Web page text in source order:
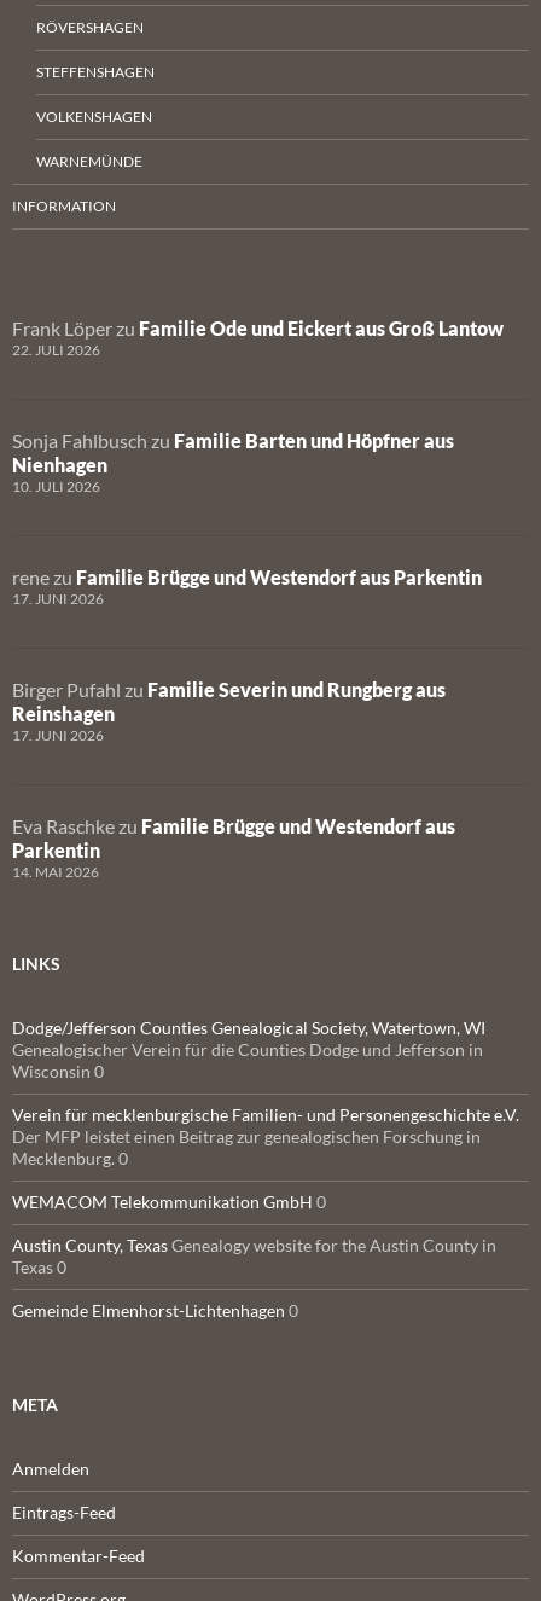
RÖVERSHAGEN
STEFFENSHAGEN
VOLKENSHAGEN
WARNEMÜNDE
INFORMATION
Frank Löper zu Familie Ode und Eickert aus Groß Lantow
22. JULI 2026
Sonja Fahlbusch zu Familie Barten und Höpfner aus
Nienhagen
10. JULI 2026
rene zu Familie Brügge und Westendorf aus Parkentin
17. JUNI 2026
Birger Pufahl zu Familie Severin und Rungberg aus
Reinshagen
17. JUNI 2026
Eva Raschke zu Familie Brügge und Westendorf aus
Parkentin
14. MAI 2026
LINKS
Dodge/Jefferson Counties Genealogical Society, Watertown, WI
Genealogischer Verein für die Counties Dodge und Jefferson in
Wisconsin 0
Verein für mecklenburgische Familien- und Personengeschichte e.V.
Der MFP leistet einen Beitrag zur genealogischen Forschung in
Mecklenburg. 0
WEMACOM Telekommunikation GmbH 0
Austin County, TexasGenealogy website for the Austin County in
Texas 0
Gemeinde Elmenhorst-Lichtenhagen 0
META
Anmelden
Eintrags-Feed
Kommentar-Feed